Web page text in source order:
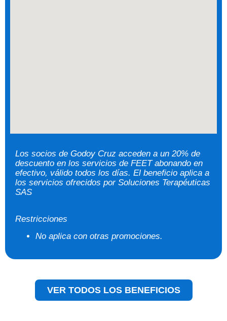
Los socios de Godoy Cruz acceden a un 20% de
descuento en los servicios de FEET abonando en
efectivo, válido todos los días. El beneficio aplica a
los servicios ofrecidos por Soluciones Terapéuticas
SAS
Restricciones
No aplica con otras promociones.
VER TODOS LOS BENEFICIOS